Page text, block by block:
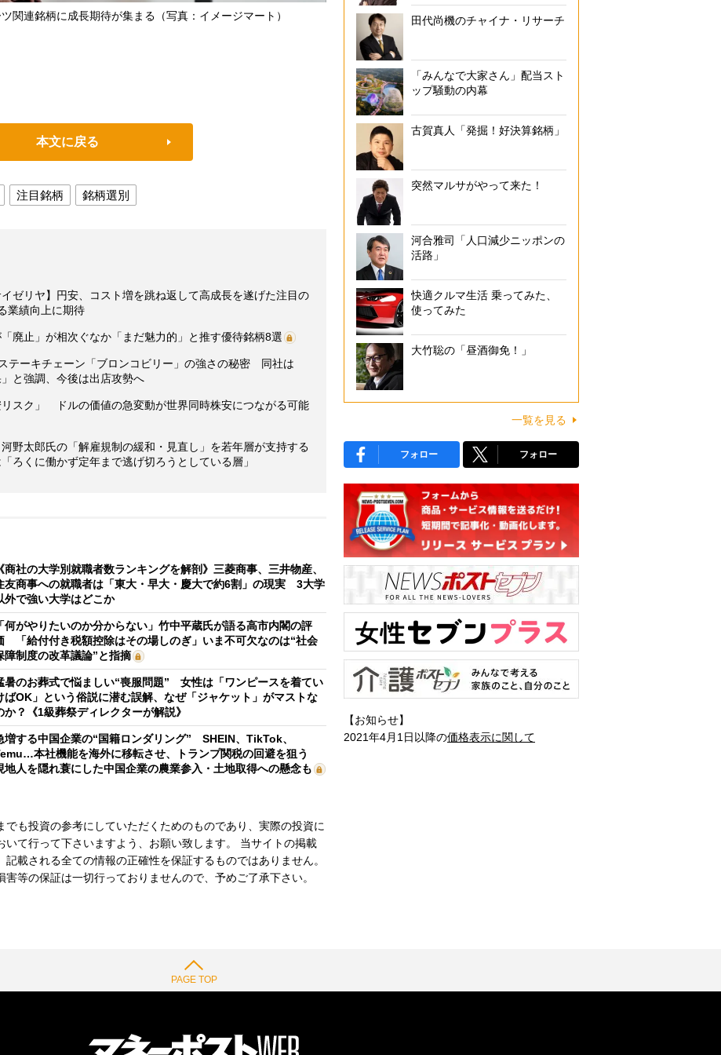
関連銘柄に成長期待が集まる（写真：イメージマート）
本文に戻る
注目銘柄 銘柄選別
ゼリヤ】円安、コスト増を跳ね返して高成長を遂げた注目の
業績向上に期待
廃止」が相次ぐなか「まだ魅力的」と推す優待銘柄8選
テーキチェーン「ブロンコビリー」の強さの秘密 同社は
と強調、今後は出店攻勢へ
スク」 ドルの価値の急変動が世界同時株安につながる可能
野太郎氏の「解雇規制の緩和・見直し」を若年層が支持する
くに働かず定年まで逃げ切ろうとしている層」
《商社の大学別就職者数ランキングを解剖》三菱商事、三井物産、
友商事への就職者は「東大・早大・慶大で約6割」の現実 3大学
外で強い大学はどこか
「何がやりたいのか分からない」竹中平蔵氏が語る高市内閣の評
「給付付き税額控除はその場しのぎ」いま不可欠なのは“社会
障制度の改革議論”と指摘
暑のお葬式で悩ましい“喪服問題” 女性は「ワンピースを着てい
ばOK」という俗説に潜む誤解、なぜ「ジャケット」がマストな
か？《1級葬祭ディレクターが解説》
増する中国企業の“国籍ロンダリング” SHEIN、TikTok、
本社機能を海外に移転させ、トランプ関税の回避を狙う
地人を隠れ蓑にした中国企業の農業参入・土地取得への懸念も
も投資の参考にしていただくためのものであり、実際の投資に
いて行って下さいますよう、お願い致します。 当サイトの掲載
載される全ての情報の正確性を保証するものではありません。
等の保証は一切行っておりませんので、予めご了承下さい。
田代尚機のチャイナ・リサーチ
「みんなで大家さん」配当スト
ップ騒動の内幕
古賀真人「発掘！好決算銘柄」
突然マルサがやって来た！
河合雅司「人口減少ニッポンの
活路」
快適クルマ生活 乗ってみた、
使ってみた
大竹聡の「昼酒御免！」
一覧を見る
フォロー フォロー
【お知らせ】
2021年4月1日以降の価格表示に関して
PAGE TOP